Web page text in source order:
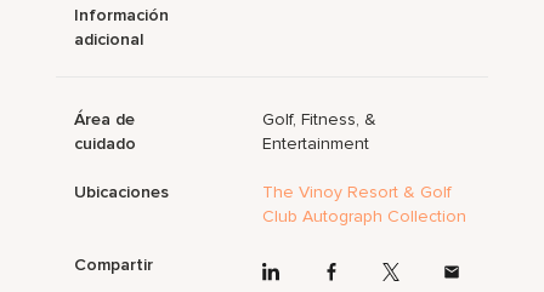
Información
adicional
Área de
cuidado
Golf, Fitness, &
Entertainment
Ubicaciones
The Vinoy Resort & Golf
Club Autograph Collection
Compartir